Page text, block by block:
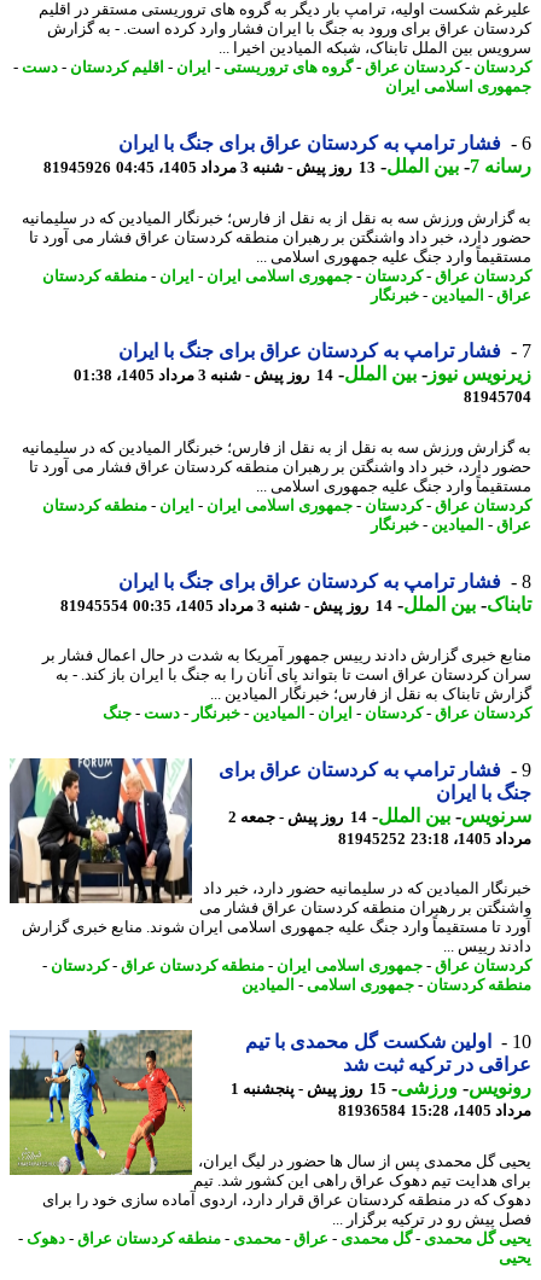
شکست اولیه، ترامپ بار دیگر به گروه های تروریستی مستقر در اقلیم
عراق برای ورود به جنگ با ایران فشار وارد کرده است. - به گزارش
بین الملل تابناک، شبکه المیادین اخیرا ...
-کردستان عراق- گروه های تروریستی-ایران - اقلیم کردستان-دست-
اسلامی ایران
فشار ترامپ به کردستان عراق برای جنگ با ایران
7
-بین الملل-13 روز پیش - شنبه 3 مرداد 1405، 04:45 81945926
ورزش سه به نقل از به نقل از فارس؛ خبرنگار المیادین که در سلیمانیه
دارد، خبر داد واشنگتن بر رهبران منطقه کردستان عراق فشار می آورد تا
وارد جنگ علیه جمهوری اسلامی ...
عراق- کردستان-جمهوری اسلامی ایران - ایران -
منطقه کردستان
- المیادین-خبرنگار
فشار ترامپ به کردستان عراق برای جنگ با ایران
نیوز-بین الملل-14 روز پیش - شنبه 3 مرداد 1405، 01:38
ورزش سه به نقل از به نقل از فارس؛ خبرنگار المیادین که در سلیمانیه
دارد، خبر داد واشنگتن بر رهبران منطقه کردستان عراق فشار می آورد تا
وارد جنگ علیه جمهوری اسلامی ...
عراق- کردستان-جمهوری اسلامی ایران - ایران -
منطقه کردستان
- المیادین-خبرنگار
فشار ترامپ به کردستان عراق برای جنگ با ایران
-بین الملل-14 روز پیش - شنبه 3 مرداد 1405، 00:35 81945554
خبری گزارش دادند رییس جمهور آمریکا به شدت در حال اعمال فشار بر
کردستان عراق است تا بتواند پای آنان را به جنگ با ایران باز کند. - به
تابناک به نقل از فارس؛ خبرنگار المیادین ...
عراق- کردستان-ایران - المیادین-خبرنگار -دست-جنگ
فشار ترامپ به کردستان عراق برای
با ایران
-بین الملل-
14 روز پیش - جمعه 2
23:18
81945252
المیادین که در سلیمانیه حضور دارد، خبر داد
بر رهبران منطقه کردستان عراق فشار می
تا مستقیماً وارد جنگ علیه جمهوری اسلامی ایران شوند. منابع خبری گزارش
رییس ...
عراق- جمهوری اسلامی ایران - منطقه کردستان عراق- کردستان-
کردستان-جمهوری اسلامی-المیادین
اولین شکست گل محمدی با تیم
در ترکیه ثبت شد
-ورزشی-
15 روز پیش - پنجشنبه 1
15:28
81936584
گل محمدی پس از سال ها حضور در لیگ ایران،
هدایت تیم دهوک عراق راهی این کشور شد. تیم
که در منطقه کردستان عراق قرار دارد، اردوی آماده سازی خود را برای
پیش رو در ترکیه برگزار ...
گل محمدی-گل محمدی-عراق- محمدی-منطقه کردستان عراق- دهوک-